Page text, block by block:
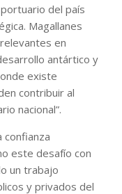
del país
Magallanes
en
antártico y
existe
contribuir al
nacional”.
confianza
este desafío con
un trabajo
y privados del